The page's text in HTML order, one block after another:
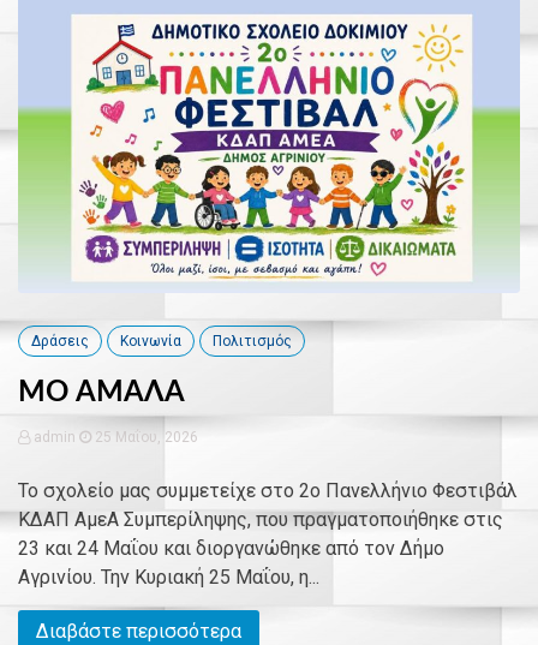
Δράσεις Κοινωνία Πολιτισμός
ΜΟ ΑΜΑΛΑ
admin 25 Μαΐου, 2026
Το σχολείο μας συμμετείχε στο 2ο Πανελλήνιο Φεστιβάλ
ΚΔΑΠ ΑμεΑ Συμπερίληψης, που πραγματοποιήθηκε στις
23 και 24 Μαΐου και διοργανώθηκε από τον Δήμο
Αγρινίου. Την Κυριακή 25 Μαΐου, η...
Διαβάστε περισσότερα